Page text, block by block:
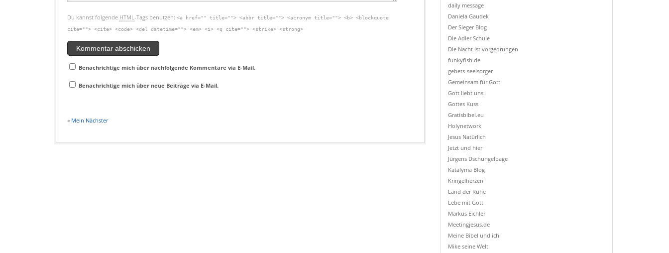
Du kannst folgende HTML-Tags benutzen:<a href="" title=""> <abbr title=""> <acronym title=""> <b> <blockquote
cite=""> <cite> <code> <del datetime=""> <em> <i> <q cite=""> <strike> <strong>
Benachrichtige mich über nachfolgende Kommentare via E-Mail.
Benachrichtige mich über neue Beiträge via E-Mail.
« Mein Nächster
daily message
Daniela Gaudek
Der Sieger Blog
Die Adler Schule
Die Nacht ist vorgedrungen
funkyfish.de
gebets-seelsorger
Gemeinsam für Gott
Gott liebt uns
Gottes Kuss
Gratisbibel.eu
Holynetwork
Jesus Natürlich
Jetzt und hier
Jürgens Dschungelpage
Katalyma Blog
Kringelherzen
Land der Ruhe
Lebe mit Gott
Markus Eichler
Meetingjesus.de
Meine Bibel und ich
Mike seine Welt